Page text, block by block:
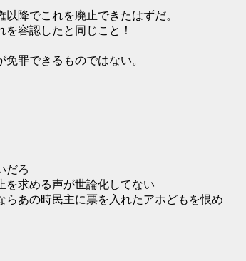
降でこれを廃止できたはずだ。
容認したと同じこと！
罪できるものではない。
だろ
を求める声が世論化してない
あの時民主に票を入れたアホどもを恨め